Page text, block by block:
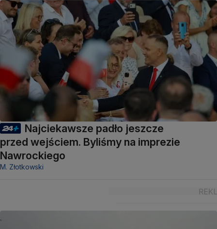
Najciekawsze padło jeszcze
przed wejściem. Byliśmy na imprezie
Nawrockiego
M. Złotkowski